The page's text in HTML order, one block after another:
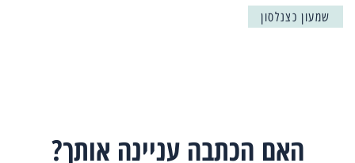
שמעון כצנלסון
האם הכתבה עניינה אותך?